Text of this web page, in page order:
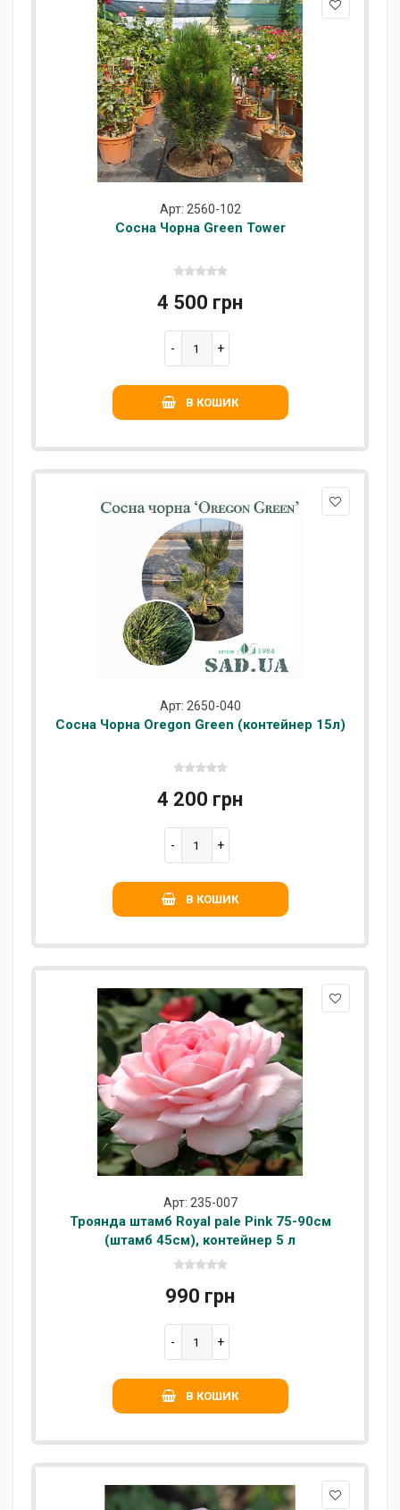
Арт: 2560-102
Сосна Чорна Green Tower
4 500 грн
В КОШИК
Арт: 2650-040
Сосна Чорна Oregon Green (контейнер 15л)
4 200 грн
В КОШИК
Арт: 235-007
Троянда штамб Royal pale Pink 75-90см
(штамб 45см), контейнер 5 л
990 грн
В КОШИК